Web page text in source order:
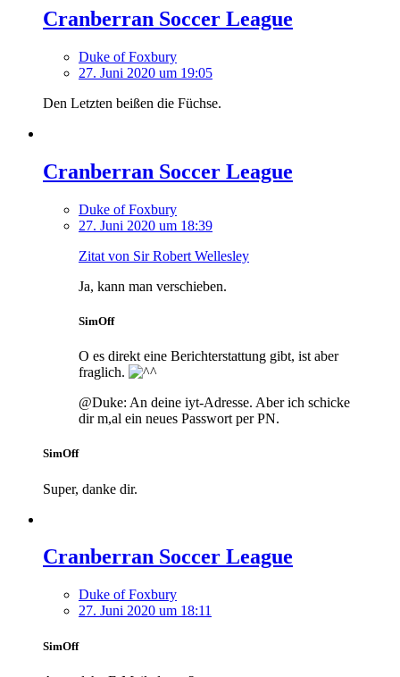
Cranberran Soccer League
Duke of Foxbury
27. Juni 2020 um 19:05
Den Letzten beißen die Füchse.
Cranberran Soccer League
Duke of Foxbury
27. Juni 2020 um 18:39
Zitat von Sir Robert Wellesley
Ja, kann man verschieben.
SimOff
O es direkt eine Berichterstattung gibt, ist aber
fraglich.
@Duke: An deine iyt-Adresse. Aber ich schicke
dir m,al ein neues Passwort per PN.
SimOff
Super, danke dir.
Cranberran Soccer League
Duke of Foxbury
27. Juni 2020 um 18:11
SimOff